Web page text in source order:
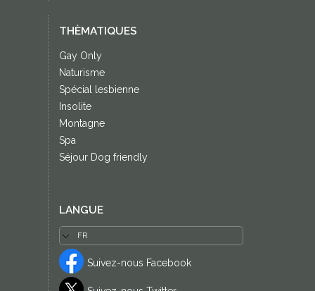
THÈMATIQUES
Gay Only
Naturisme
Spécial lesbienne
Insolite
Montagne
Spa
Séjour Dog friendly
LANGUE
Suivez-nous Facebook